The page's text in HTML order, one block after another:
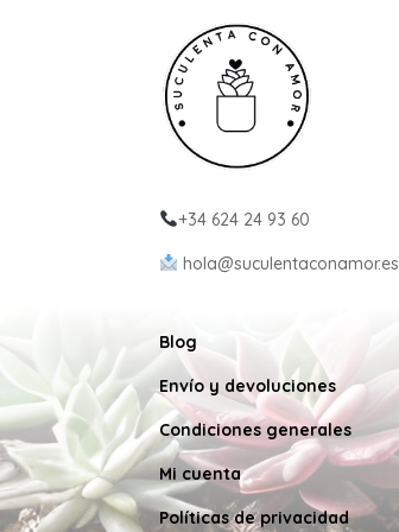
+34 624 24 93 60
hola@suculentaconamor.es
Blog
Envío y devoluciones
Condiciones generales
Mi cuenta
Políticas de privacidad